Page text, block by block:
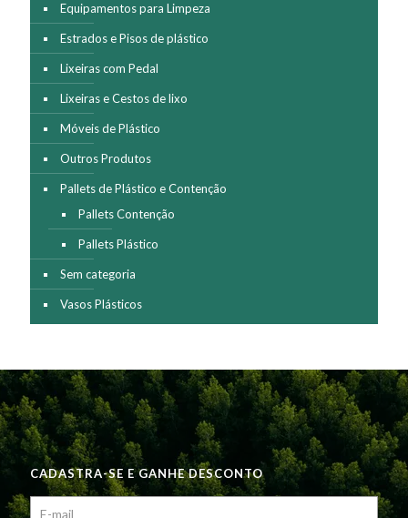
Equipamentos para Limpeza
Estrados e Pisos de plástico
Lixeiras com Pedal
Lixeiras e Cestos de lixo
Móveis de Plástico
Outros Produtos
Pallets de Plástico e Contenção
Pallets Contenção
Pallets Plástico
Sem categoria
Vasos Plásticos
CADASTRA-SE E GANHE DESCONTO